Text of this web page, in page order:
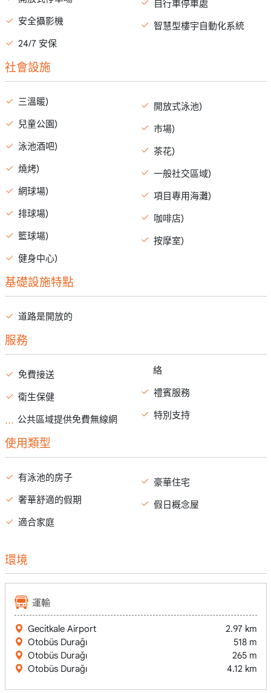
安全攝影機
24/7 安保
自行車停車處
智慧型樓宇自動化系統
社會設施
三溫暖)
兒童公園)
泳池酒吧)
燒烤)
網球場)
排球場)
籃球場)
健身中心)
開放式泳池)
市場)
茶花)
一般社交區域)
項目專用海灘)
咖啡店)
按摩室)
基礎設施特點
道路是開放的
服務
免費接送
衛生保健
公共區域提供免費無線網
絡
禮賓服務
特別支持
使用類型
有泳池的房子
奢華舒適的假期
適合家庭
豪華住宅
假日概念屋
環境
運輸
Gecitkale Airport
2.97 km
Otobüs Durağı
518 m
Otobüs Durağı
265 m
Otobüs Durağı
4.12 km